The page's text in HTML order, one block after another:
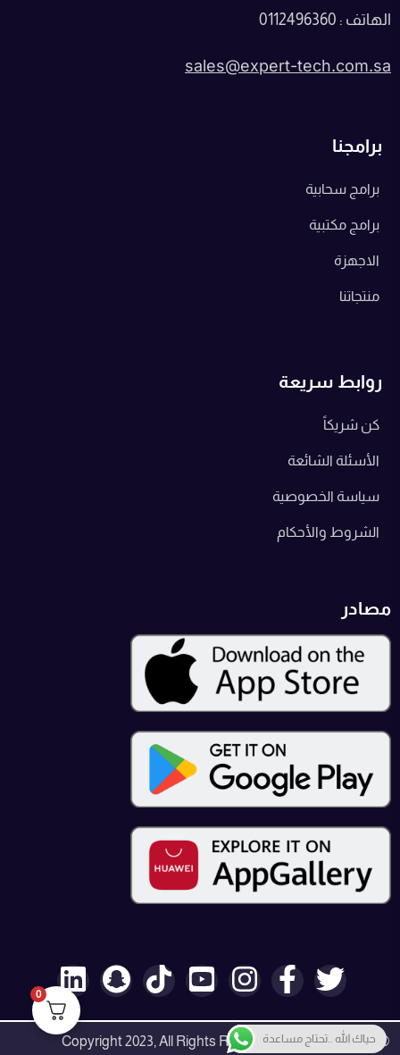
الهاتف : 0112496360
sales@expert-tech.com.sa
برامجنا
برامج سحابية
برامج مكتبية
الاجهزة
منتجاتنا
روابط سريعة
كن شريكاً
الأسئلة الشائعة
سياسة الخصوصية
الشروط والأحكام
مصادر
© Copyright 2023, All Rights Reserved by Expert Tech حياك الله ..تحتاج مساعدة
0